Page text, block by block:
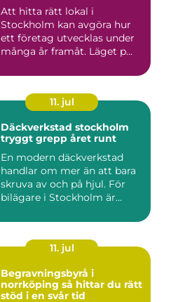
Att hitta rätt lokal i
Stockholm kan avgöra hur
ett företag utvecklas under
många år framåt. Läget p...
11. jul
Däckverkstad stockholm
tryggt grepp året runt
En modern däckverkstad
handlar om mer än att bara
skruva av och på hjul. För
bilägare i Stockholm är...
11. jul
Begravningsbyrå i
norrköping så hittar du rätt
stöd i en svår tid